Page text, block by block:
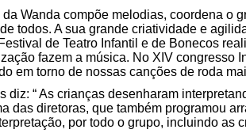
Wanda compõe melodias, coordena o
todos. A sua grande criatividade e
de Teatro Infantil e de Bonecos
fazem a música. No XIV congresso
em torno de nossas canções de roda
diz: “ As crianças desenharam
das diretoras, que também programou
por todo o grupo, incluindo as